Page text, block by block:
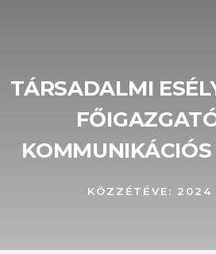
TÁRSADALMI
KÖZZÉTÉVE: 2024